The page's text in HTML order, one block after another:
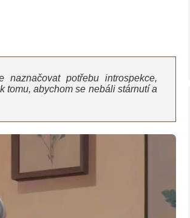
potřebu introspekce,
tomu, abychom se nebáli stárnutí a